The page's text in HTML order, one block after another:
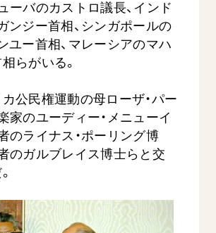
ーバのカストロ議長、インド
ンジー首相、シンガポールの
ユー首相、マレーシアのマハ
らがいる。
公民権運動の母ローザ・パー
家のユーディー・メニューイ
のライナス・ポーリング博
のガルブレイス博士らと交